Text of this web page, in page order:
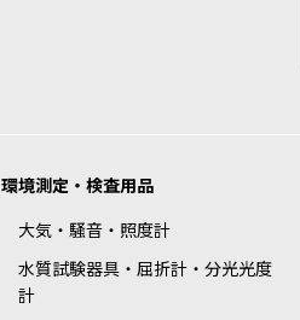
環境測定・検査用品
大気・騒音・照度計
水質試験器具・屈折計・分光光度
計